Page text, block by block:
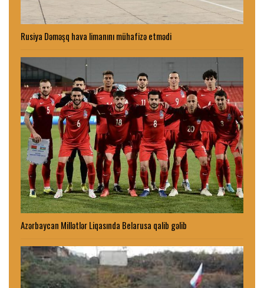
Rusiya Dəməşq hava limanını mühafizə etmədi
Azərbaycan Millətlər Liqasında Belarusa qalib gəlib